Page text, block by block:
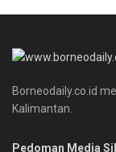
Borneodaily.co.id
Kalimantan.
Pedoman Media